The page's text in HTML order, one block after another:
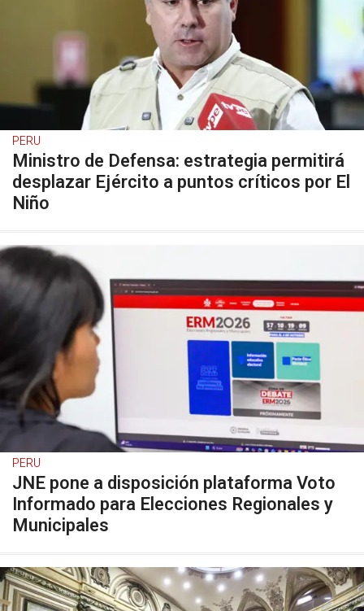
PERU
Ministro de Defensa: estrategia permitirá
desplazar Ejército a puntos críticos por El
Niño
PERU
JNE pone a disposición plataforma Voto
Informado para Elecciones Regionales y
Municipales